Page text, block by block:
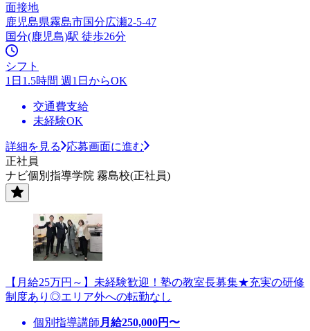
面接地
鹿児島県霧島市国分広瀬2-5-47
国分(鹿児島)駅 徒歩26分
シフト
1日1.5時間 週1日からOK
交通費支給
未経験OK
詳細を見る
応募画面に進む
正社員
ナビ個別指導学院 霧島校(正社員)
【月給25万円～】未経験歓迎！塾の教室長募集★充実の研修
制度あり◎エリア外への転勤なし
個別指導講師 月給250,000円〜